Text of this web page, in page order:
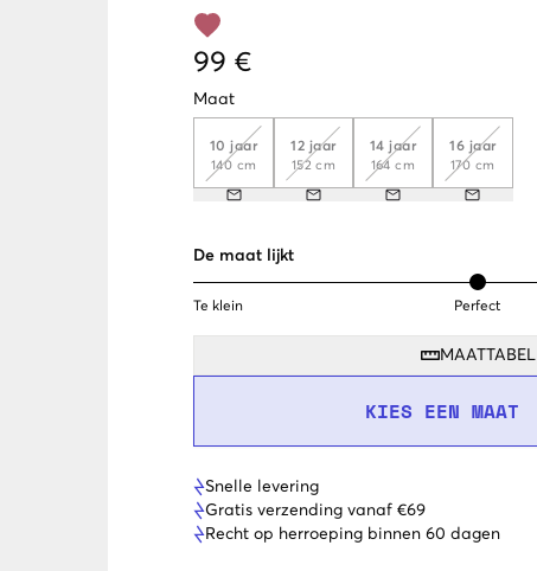
99 €
Maat
10 jaar
140 cm
12 jaar
152 cm
14 jaar
164 cm
16 jaar
170 cm
De maat lijkt
Te klein Perfect
MAATTABEL
KIES EEN MAAT
Snelle levering
Gratis verzending vanaf €69
Recht op herroeping binnen 60 dagen